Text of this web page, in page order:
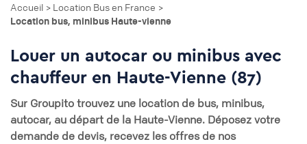
Accueil > Location Bus en France >
Location bus, minibus Haute-vienne
Louer un autocar ou minibus avec
chauffeur en Haute-Vienne (87)
Sur Groupito trouvez une location de bus, minibus,
autocar, au départ de la Haute-Vienne. Déposez votre
demande de devis, recevez les offres de nos